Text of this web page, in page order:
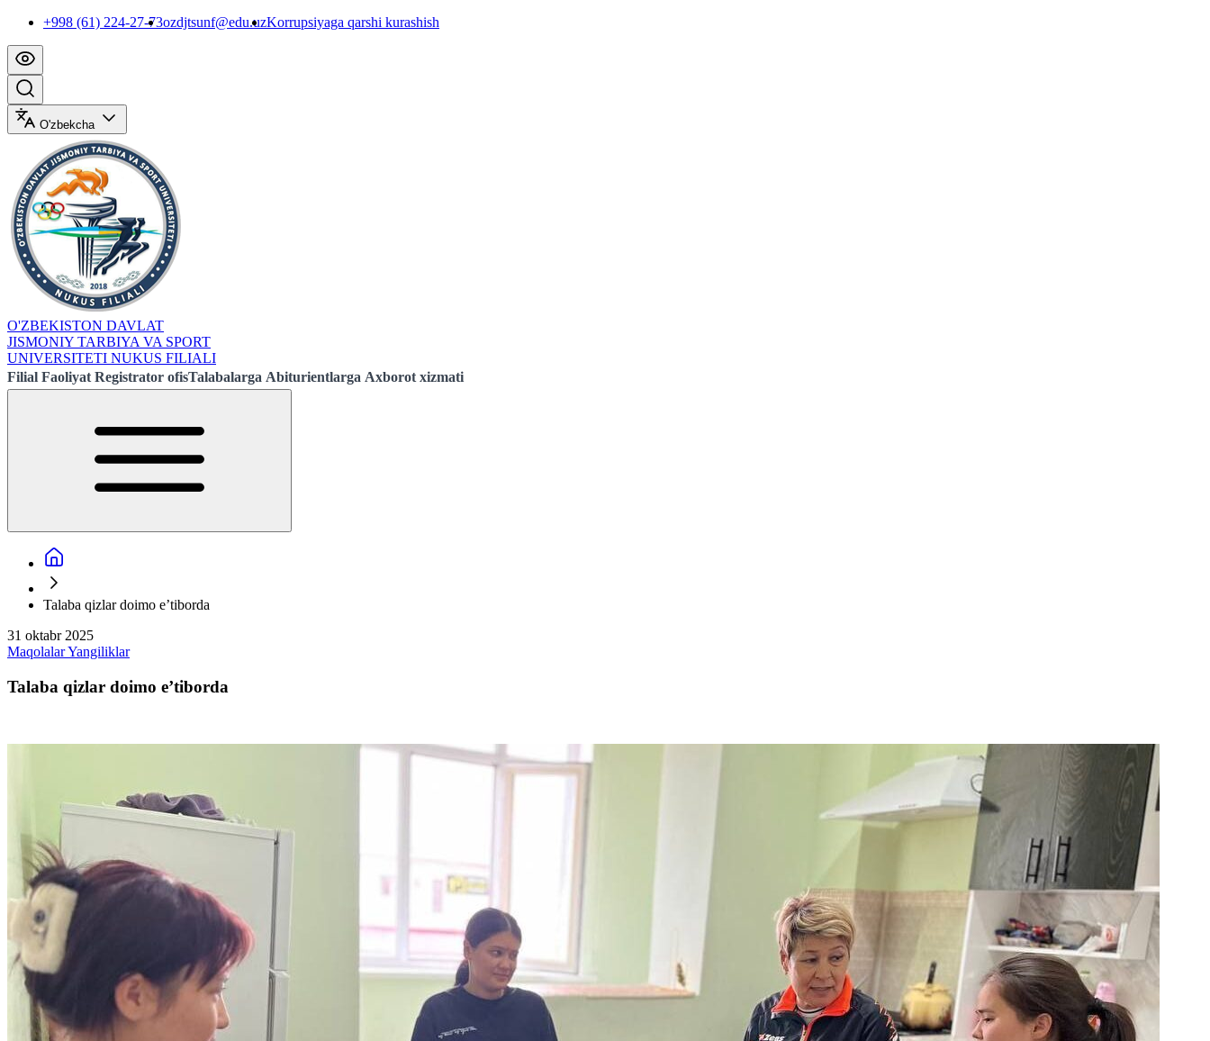
+998 (61) 224-27-73ozdjtsunf@edu.uzKorrupsiyaga qarshi kurashish
O'zbekcha
O'ZBEKISTON DAVLAT
JISMONIY TARBIYA VA SPORT
UNIVERSITETI NUKUS FILIALI
Filial Faoliyat Registrator ofisTalabalarga Abiturientlarga Axborot xizmati
Talaba qizlar doimo e’tiborda
31 oktabr 2025
MaqolalarYangiliklar
Talaba qizlar doimo e’tiborda